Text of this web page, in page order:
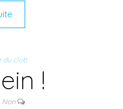
du club
!
Non